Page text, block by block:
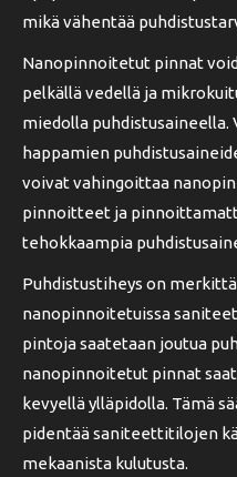
mikä vähentää
Nanopinnoitetut pinnat
pelkällä vedellä ja
miedolla puhdistusaineella.
happamien
voivat vahingoittaa
pinnoitteet ja
tehokkaampia
Puhdistustiheys on
nanopinnoitetuissa
pintoja saatetaan joutua
nanopinnoitetut pinnat
kevyellä ylläpidolla. Tämä
pidentää saniteettitilojen
mekaanista kulutusta.